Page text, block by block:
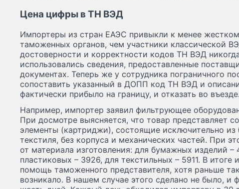
Цена цифры в ТН ВЭД
Импортеры из стран ЕАЭС привыкли к менее
таможенных органов, чем участники классической
достоверности и корректности кодов ТН ВЭД
использовались сведения, предоставленные
документах. Теперь же у сотрудника пограничного
сопоставить указанный в ДОПП код ТН ВЭД и
фактически прибыло на границу, и отказать во въезде.
Например, импортер заявил фильтрующее
При досмотре выясняется, что товар представляет
элементы (картриджи), состоящие исключительно из
текстиля, без корпуса и механических частей. При
от материала изготовления: для бумажных изделий –
пластиковых – 3926, для текстильных – 5911. В итоге
помощь таможенного представителя, хотя раньше
возникало. В нашем случае этого сделано не было, и